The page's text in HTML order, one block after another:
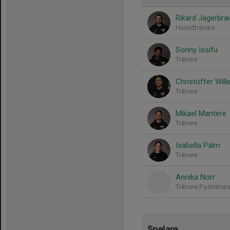
Rikard
Huvudtränare
Sonny Issifu
Tränare
Christoffer
Tränare
Mikael Mantere
Tränare
Isabella Palm
Tränare
Annika Norr
Tränare/Fystränare